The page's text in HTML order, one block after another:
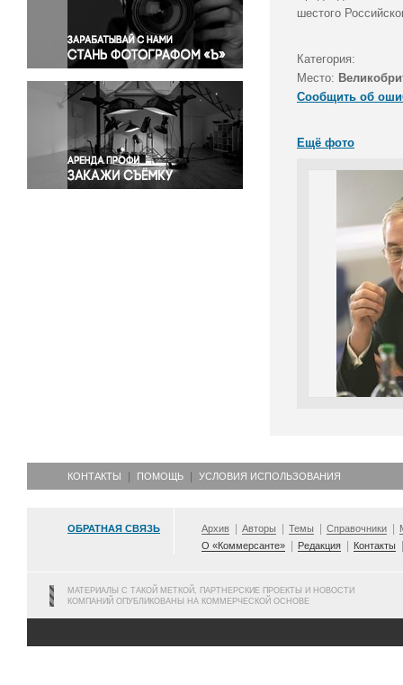
Правосудие
Происшествия и конфликты
Религия
Светская жизнь
Спорт
Экология
Экономика и бизнес
шестого
Категория:
Место:
Сообщить об
Ещё фото
КОНТАКТЫ ПОМОЩЬ УСЛОВИЯ ИСПОЛЬЗОВАНИЯ
ОБРАТНАЯ СВЯЗЬ Архив Авторы Темы Справочники
О «Коммерсанте»
Редакция Контакты
МАТЕРИАЛЫ С ТАКОЙ МЕТКОЙ, ПАРТНЕРСКИЕ ПРОЕКТЫ И НОВОСТИ
КОМПАНИЙ ОПУБЛИКОВАНЫ НА КОММЕРЧЕСКОЙ ОСНОВЕ